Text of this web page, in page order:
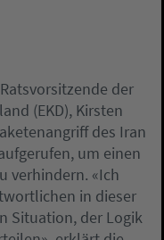
der
(EKD), Kirsten
des Iran
um einen
verhindern. «Ich
in dieser
Situation, der Logik